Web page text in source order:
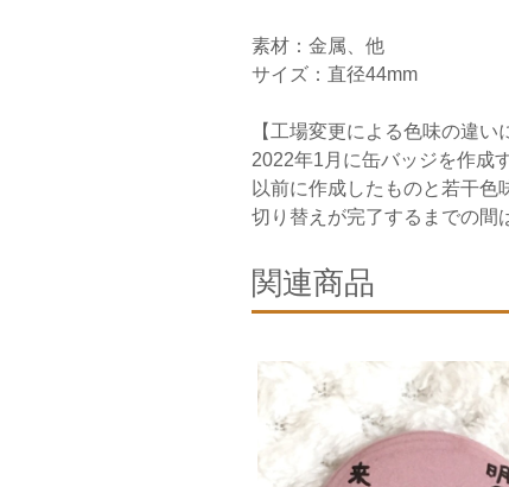
素材：金属、他
サイズ：直径44mm
【工場変更による色味の違い
2022年1月に缶バッジを作成
以前に作成したものと若干色
切り替えが完了するまでの間
関連商品